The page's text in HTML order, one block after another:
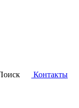
Контакты